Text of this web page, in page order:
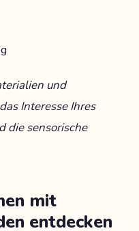
und
Interesse Ihres
die sensorische
mit
entdecken